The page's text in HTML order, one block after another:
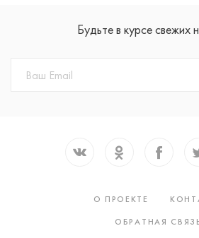
Будьте в курсе свежих
О ПРОЕКТЕ
ОБРАТНАЯ